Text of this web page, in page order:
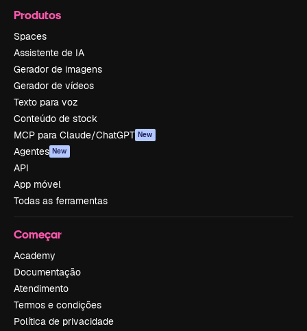
Produtos
Spaces
Assistente de IA
Gerador de imagens
Gerador de vídeos
Texto para voz
Conteúdo de stock
MCP para Claude/ChatGPT New
Agentes New
API
App móvel
Todas as ferramentas
Começar
Academy
Documentação
Atendimento
Termos e condições
Política de privacidade